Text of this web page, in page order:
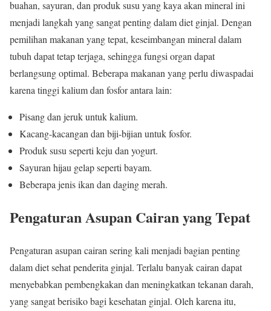
buahan, sayuran, dan produk susu yang kaya akan mineral ini
menjadi langkah yang sangat penting dalam diet ginjal. Dengan
pemilihan makanan yang tepat, keseimbangan mineral dalam
tubuh dapat tetap terjaga, sehingga fungsi organ dapat
berlangsung optimal. Beberapa makanan yang perlu diwaspadai
karena tinggi kalium dan fosfor antara lain:
Pisang dan jeruk untuk kalium.
Kacang-kacangan dan biji-bijian untuk fosfor.
Produk susu seperti keju dan yogurt.
Sayuran hijau gelap seperti bayam.
Beberapa jenis ikan dan daging merah.
Pengaturan Asupan Cairan yang Tepat
Pengaturan asupan cairan sering kali menjadi bagian penting
dalam diet sehat penderita ginjal. Terlalu banyak cairan dapat
menyebabkan pembengkakan dan meningkatkan tekanan darah,
yang sangat berisiko bagi kesehatan ginjal. Oleh karena itu,